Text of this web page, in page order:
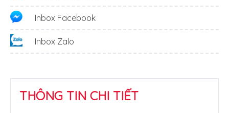
Inbox Facebook
Inbox Zalo
THÔNG TIN CHI TIẾT